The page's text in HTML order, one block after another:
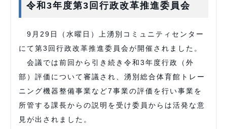
令和3年度第3回行政改革推進委員会
9月29日（水曜日）上湧別コミュニティセンター
にて第3回行政改革推進委員会が開催されました。
会議では前回から引き続き令和3年度行政（外
部）評価について審議され、湧別総合体育館トレー
ニング機器整備事業など7事業の評価を行い事業を
所管する課長からの説明を受け委員からは活発な意
見が出されました。